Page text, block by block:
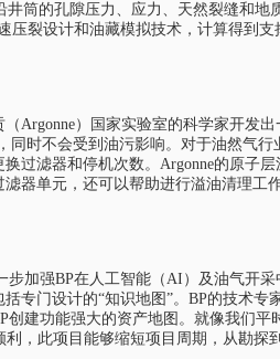
筒的孔隙压力、应力、天然裂缝和
压裂设计和油藏模拟技术，计算得到
Argonne）国家实验室的科学家开发
时不会受到油污影响。对于油然气
过滤器和停机次数。Argonne的原子
器单元，还可以帮助进行溢油清理
加强BP在人工智能（AI）及油气开
专门设计的“知识地图”。BP的技术
建功能强大的资产地图。就像我们
，此项目能够缩短项目周期，从勘